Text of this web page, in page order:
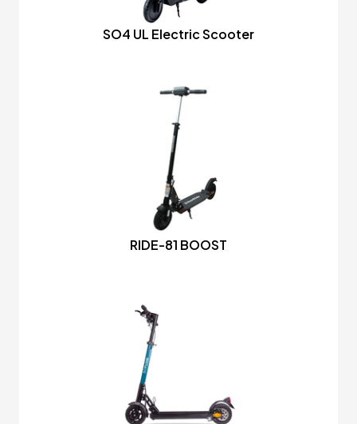
SO4 UL Electric Scooter
RIDE-81 BOOST